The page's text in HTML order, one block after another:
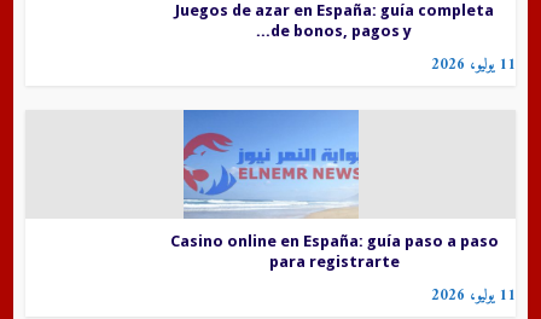
Juegos de azar en España: guía completa
de bonos, pagos y...
11 يوليو، 2026
Casino online en España: guía paso a paso
para registrarte
11 يوليو، 2026